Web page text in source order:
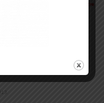
si vous chercher une autre